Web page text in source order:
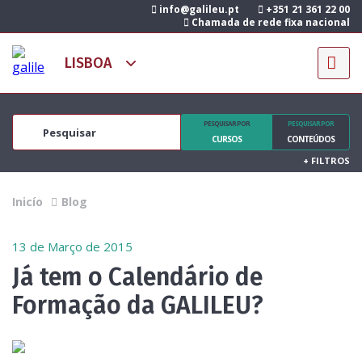
info@galileu.pt
+351 21 361 22 00
Chamada de rede fixa nacional
PESQUISAR POR
CURSOS
PESQUISAR POR
CONTEÚDOS
+ FILTROS
Inicío Blog
13 de Março de 2015
Já tem o Calendário de
Formação da GALILEU?